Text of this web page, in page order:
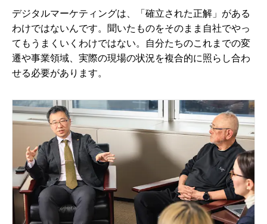
デジタルマーケティングは、「確立された正解」がある
わけではないんです。聞いたものをそのまま自社でやっ
てもうまくいくわけではない。自分たちのこれまでの変
遷や事業領域、実際の現場の状況を複合的に照らし合わ
せる必要があります。